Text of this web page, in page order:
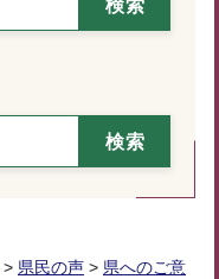
> 県民の声 > 県へのご意